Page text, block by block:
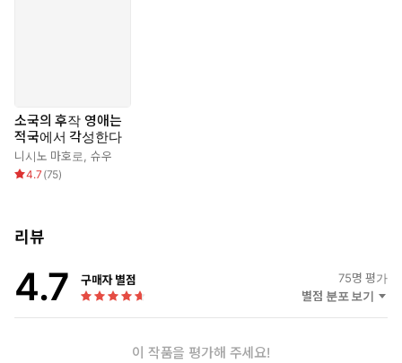
소국의 후작 영애는
적국에서 각성한다
니시노 마호로, 슈우
4.7 (75)
리뷰
4.7 구매자 별점 75명 평가
별점 분포 보기
이 작품을 평가해 주세요!